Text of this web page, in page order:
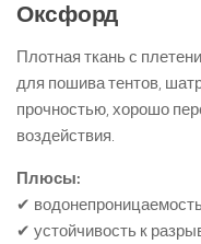
Оксфорд
Плотная ткань с
для пошива тентов,
прочностью, хорошо
воздействия.
Плюсы:
✔
✔ устойчивость к